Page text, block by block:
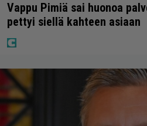
Vappu Pimiä sai huonoa
pettyi siellä kahteen asiaan